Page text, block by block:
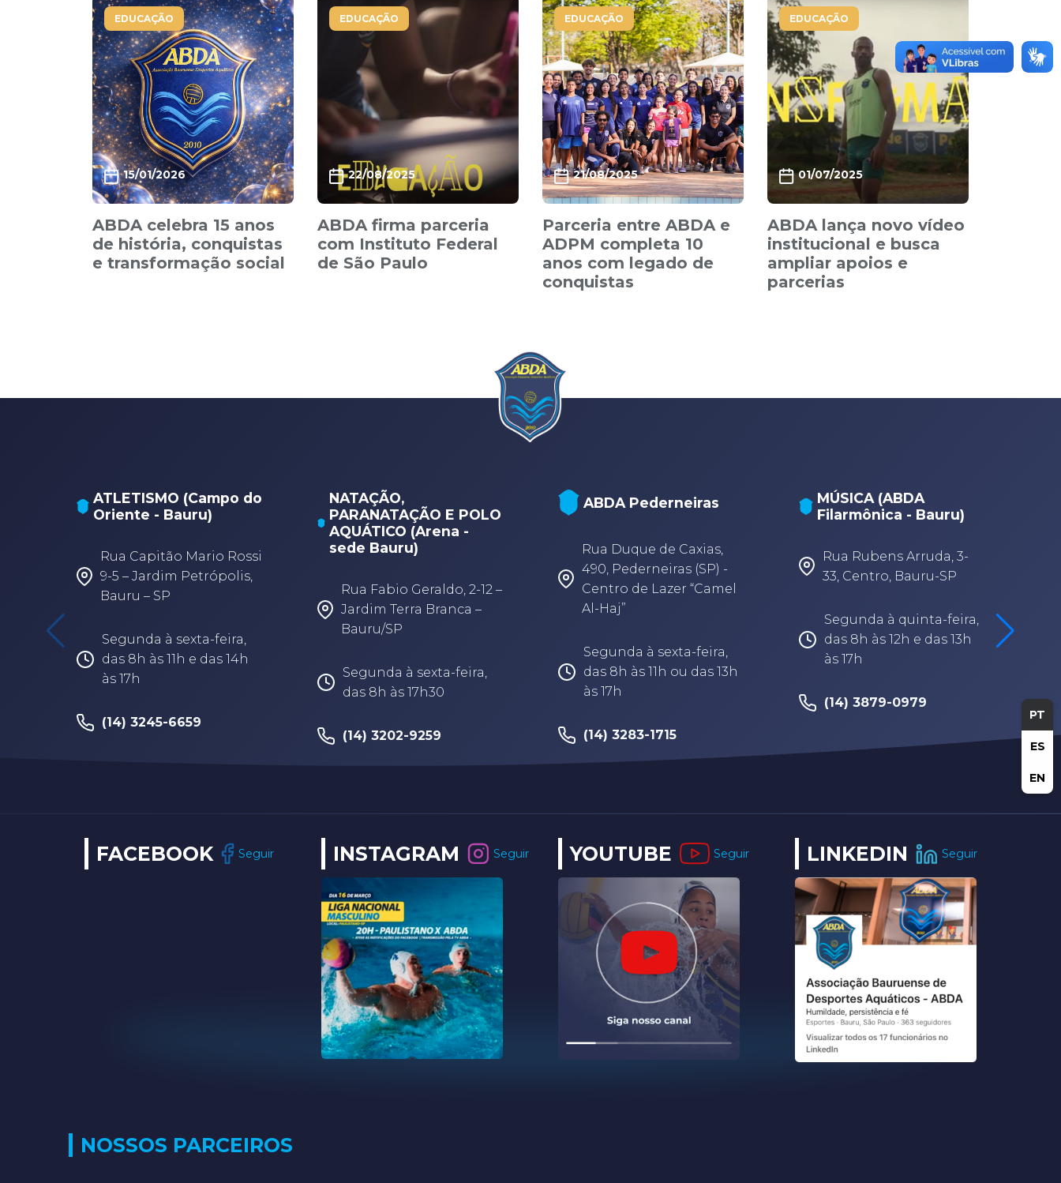
PT
ES
EN
EDUCAÇÃO
15/01/2026
ABDA celebra 15 anos
de história, conquistas
e transformação social
EDUCAÇÃO
22/08/2025
ABDA firma parceria
com Instituto Federal
de São Paulo
EDUCAÇÃO
21/08/2025
Parceria entre ABDA e
ADPM completa 10
anos com legado de
conquistas
EDUCAÇÃO
01/07/2025
ABDA lança novo vídeo
institucional e busca
ampliar apoios e
parcerias
ATLETISMO (Campo do
Oriente - Bauru)
Rua Capitão Mario Rossi
9-5 – Jardim Petrópolis,
Bauru – SP
Segunda à sexta-feira,
das 8h às 11h e das 14h
às 17h
(14) 3245-6659
NATAÇÃO,
PARANATAÇÃO E POLO
AQUÁTICO (Arena -
sede Bauru)
Rua Fabio Geraldo, 2-12 –
Jardim Terra Branca –
Bauru/SP
Segunda à sexta-feira,
das 8h às 17h30
(14) 3202-9259
ABDA Pederneiras
Rua Duque de Caxias,
490, Pederneiras (SP) -
Centro de Lazer “Camel
Al-Haj”
Segunda à sexta-feira,
das 8h às 11h ou das 13h
às 17h
(14) 3283-1715
MÚSICA (ABDA
Filarmônica - Bauru)
Rua Rubens Arruda, 3-
33, Centro, Bauru-SP
Segunda à quinta-feira,
das 8h às 12h e das 13h
às 17h
(14) 3879-0979
FACEBOOK Seguir INSTAGRAM Seguir YOUTUBE Seguir LINKEDIN Seguir
NOSSOS PARCEIROS